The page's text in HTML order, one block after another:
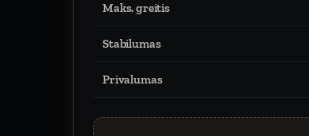
Maks. greitis
Stabilumas
Privalumas